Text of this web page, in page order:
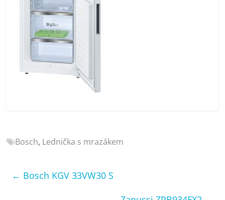
recenze,
televize,
notebooky,
Bosch, Lednička s mrazákem
← Bosch KGV 33VW30 S